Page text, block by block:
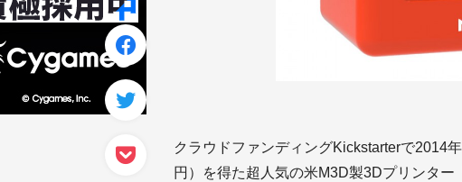
クラウドファンディングKickstarterで2014
円）を得た超人気の米M3D製3Dプリンタ